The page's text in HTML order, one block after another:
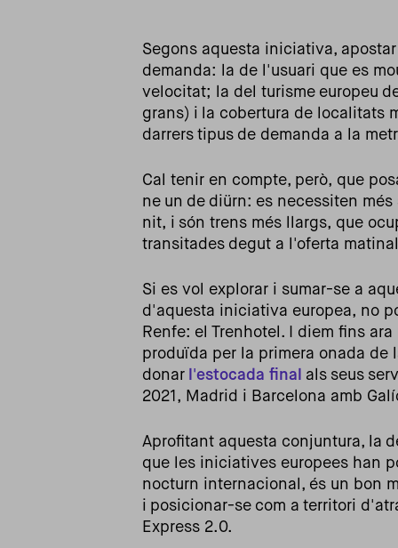
Segons aquesta iniciativa,
demanda: la de l'usuari que es
velocitat; la del turisme europeu
grans) i la cobertura de localitats
darrers tipus de demanda a la
Cal tenir en compte, però, que
ne un de diürn: es necessiten
nit, i són trens més llargs, que
transitades degut a l'oferta
Si es vol explorar i sumar-se a
d'aquesta iniciativa europea, no
Renfe: el Trenhotel. I diem fins
produïda per la primera onada de
donar l'estocada final
als seus
2021, Madrid i Barcelona amb
Aprofitant aquesta conjuntura, la
que les iniciatives europees han
nocturn internacional, és un bon
i posicionar-se com a territori
Express 2.0.